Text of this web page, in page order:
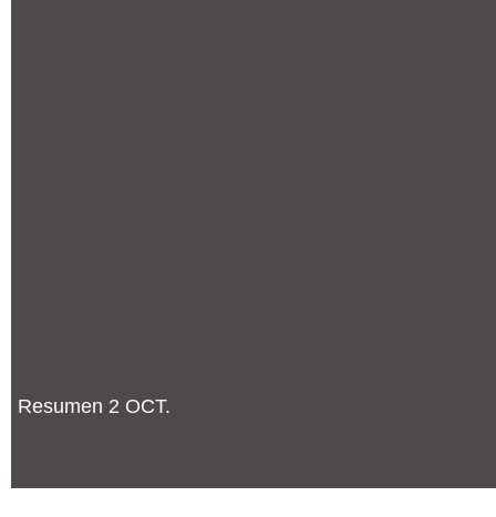
Resumen 2 OCT.